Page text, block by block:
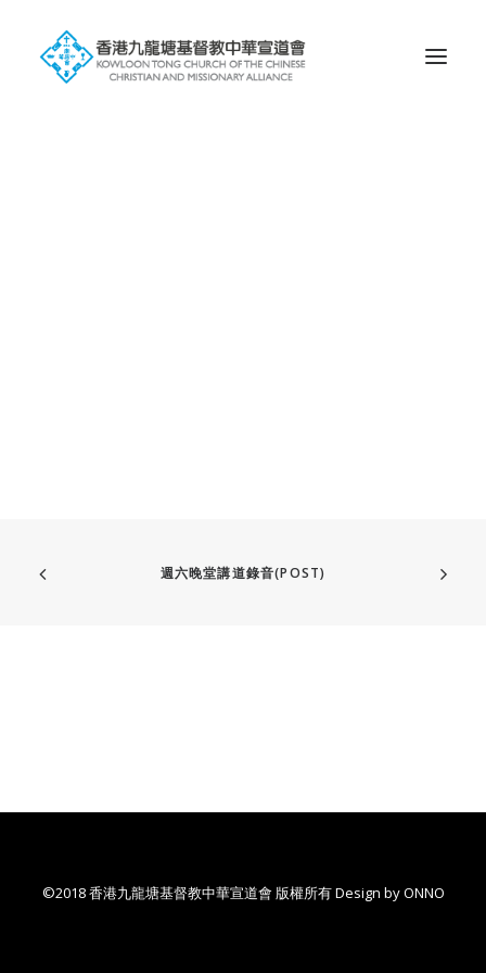
週六晚堂講道錄音(POST)
©2018 香港九龍塘基督教中華宣道會 版權所有 Design byONNO